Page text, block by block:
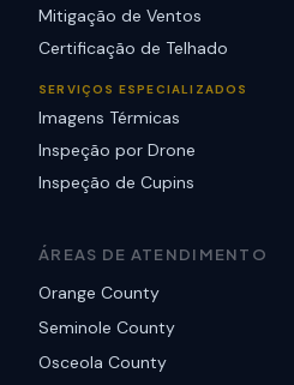
Mitigação de Ventos
Certificação de Telhado
SERVIÇOS ESPECIALIZADOS
Imagens Térmicas
Inspeção por Drone
Inspeção de Cupins
ÁREAS DE ATENDIMENTO
Orange County
Seminole County
Osceola County